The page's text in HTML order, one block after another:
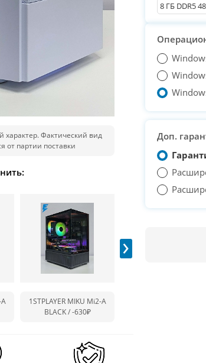
характер. Фактический вид
от партии поставки
1STPLAYER MIKU Mi2-A
BLACK /-630₽
›
8 ГБ DDR5
Доп.